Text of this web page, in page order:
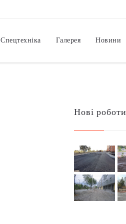
Спецтехніка Галерея Новини
Нові роботи